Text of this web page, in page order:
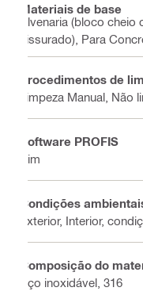
Materiais de base
Alvenaria (bloco
(fissurado), Para
Procedimentos de
Limpeza Manual, Não
Software PROFIS
Sim
Condições
Exterior, Interior,
Composição do
Aço inoxidável, 316